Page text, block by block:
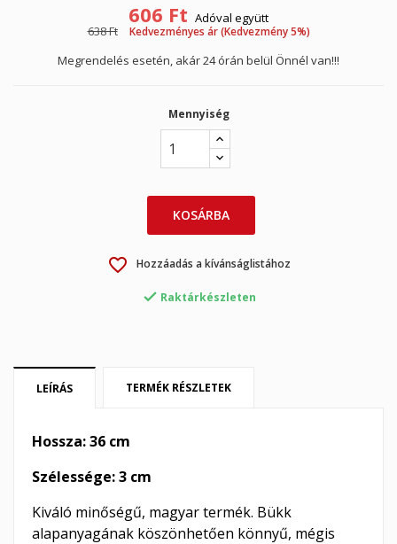
606 Ft Adóval együtt
638 Ft
Kedvezményes ár (Kedvezmény 5%)
Megrendelés esetén, akár 24 órán belül Önnél van!!!
Mennyiség
KOSÁRBA
favorite_border Hozzáadás a kívánságlistához
 Raktárkészleten
LEÍRÁS TERMÉK RÉSZLETEK
Hossza: 36 cm
Szélessége: 3 cm
Kiváló minőségű, magyar termék. Bükk
alapanyagának köszönhetően könnyű, mégis
My wishlists
Kívánságlista létrehozása
Kívánságlista neve
Kívánságlista létrehozása
Be kell jelentkezned a termékek kívánságlistába történő